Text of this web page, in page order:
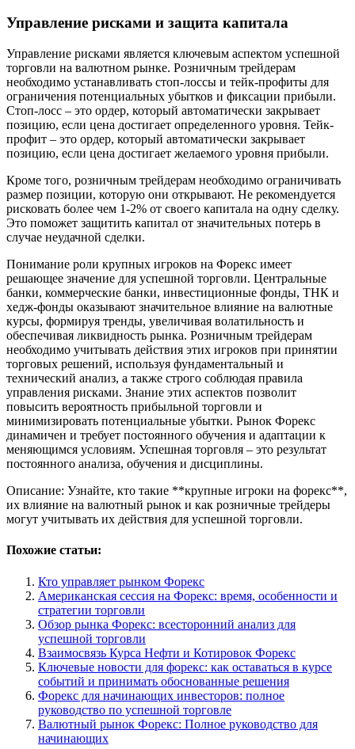
Управление рисками и защита капитала
Управление рисками является ключевым аспектом успешной
торговли на валютном рынке. Розничным трейдерам
необходимо устанавливать стоп-лоссы и тейк-профиты для
ограничения потенциальных убытков и фиксации прибыли.
Стоп-лосс – это ордер, который автоматически закрывает
позицию, если цена достигает определенного уровня. Тейк-
профит – это ордер, который автоматически закрывает
позицию, если цена достигает желаемого уровня прибыли.
Кроме того, розничным трейдерам необходимо ограничивать
размер позиции, которую они открывают. Не рекомендуется
рисковать более чем 1-2% от своего капитала на одну сделку.
Это поможет защитить капитал от значительных потерь в
случае неудачной сделки.
Понимание роли крупных игроков на Форекс имеет
решающее значение для успешной торговли. Центральные
банки, коммерческие банки, инвестиционные фонды, ТНК и
хедж-фонды оказывают значительное влияние на валютные
курсы, формируя тренды, увеличивая волатильность и
обеспечивая ликвидность рынка. Розничным трейдерам
необходимо учитывать действия этих игроков при принятии
торговых решений, используя фундаментальный и
технический анализ, а также строго соблюдая правила
управления рисками. Знание этих аспектов позволит
повысить вероятность прибыльной торговли и
минимизировать потенциальные убытки. Рынок Форекс
динамичен и требует постоянного обучения и адаптации к
меняющимся условиям. Успешная торговля – это результат
постоянного анализа, обучения и дисциплины.
Описание: Узнайте, кто такие **крупные игроки на форекс**,
их влияние на валютный рынок и как розничные трейдеры
могут учитывать их действия для успешной торговли.
Похожие статьи:
Кто управляет рынком Форекс
Американская сессия на Форекс: время, особенности и
стратегии торговли
Обзор рынка Форекс: всесторонний анализ для
успешной торговли
Взаимосвязь Курса Нефти и Котировок Форекс
Ключевые новости для форекс: как оставаться в курсе
событий и принимать обоснованные решения
Форекс для начинающих инвесторов: полное
руководство по успешной торговле
Валютный рынок Форекс: Полное руководство для
начинающих